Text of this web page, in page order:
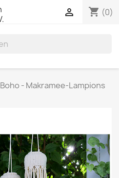
shopping_cart (0)

Boho - Makramee-Lampions